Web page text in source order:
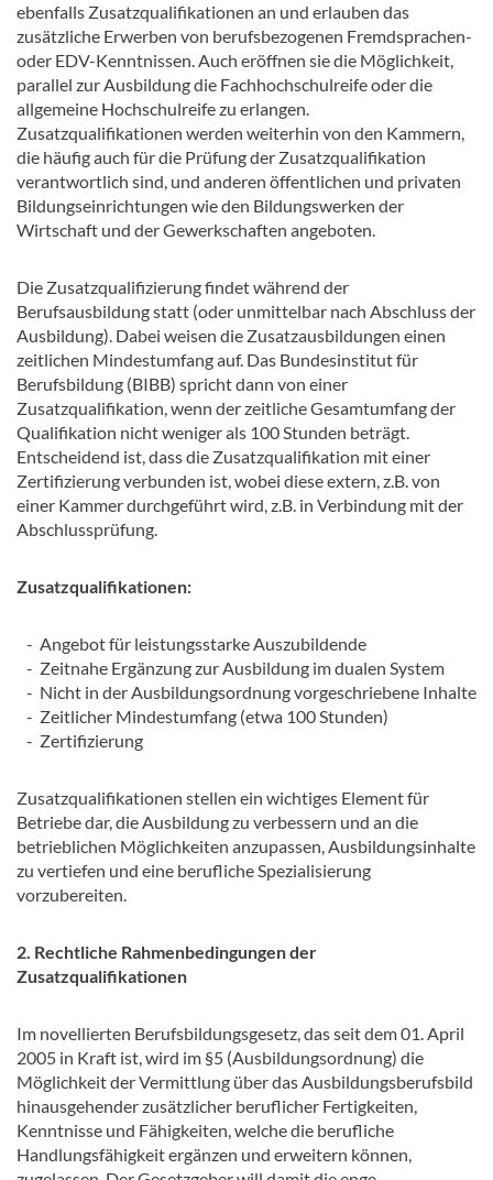
ebenfalls Zusatzqualifikationen an und erlauben das
zusätzliche Erwerben von berufsbezogenen Fremdsprachen-
oder EDV-Kenntnissen. Auch eröffnen sie die Möglichkeit,
parallel zur Ausbildung die Fachhochschulreife oder die
allgemeine Hochschulreife zu erlangen.
Zusatzqualifikationen werden weiterhin von den Kammern,
die häufig auch für die Prüfung der Zusatzqualifikation
verantwortlich sind, und anderen öffentlichen und privaten
Bildungseinrichtungen wie den Bildungswerken der
Wirtschaft und der Gewerkschaften angeboten.
Die Zusatzqualifizierung findet während der
Berufsausbildung statt (oder unmittelbar nach Abschluss der
Ausbildung). Dabei weisen die Zusatzausbildungen einen
zeitlichen Mindestumfang auf. Das Bundesinstitut für
Berufsbildung (BIBB) spricht dann von einer
Zusatzqualifikation, wenn der zeitliche Gesamtumfang der
Qualifikation nicht weniger als 100 Stunden beträgt.
Entscheidend ist, dass die Zusatzqualifikation mit einer
Zertifizierung verbunden ist, wobei diese extern, z.B. von
einer Kammer durchgeführt wird, z.B. in Verbindung mit der
Abschlussprüfung.
Zusatzqualifikationen:
- Angebot für leistungsstarke Auszubildende
- Zeitnahe Ergänzung zur Ausbildung im dualen System
- Nicht in der Ausbildungsordnung vorgeschriebene Inhalte
- Zeitlicher Mindestumfang (etwa 100 Stunden)
- Zertifizierung
Zusatzqualifikationen stellen ein wichtiges Element für
Betriebe dar, die Ausbildung zu verbessern und an die
betrieblichen Möglichkeiten anzupassen, Ausbildungsinhalte
zu vertiefen und eine berufliche Spezialisierung
vorzubereiten.
2. Rechtliche Rahmenbedingungen der
Zusatzqualifikationen
Im novellierten Berufsbildungsgesetz, das seit dem 01. April
2005 in Kraft ist, wird im §5 (Ausbildungsordnung) die
Möglichkeit der Vermittlung über das Ausbildungsberufsbild
hinausgehender zusätzlicher beruflicher Fertigkeiten,
Kenntnisse und Fähigkeiten, welche die berufliche
Handlungsfähigkeit ergänzen und erweitern können,